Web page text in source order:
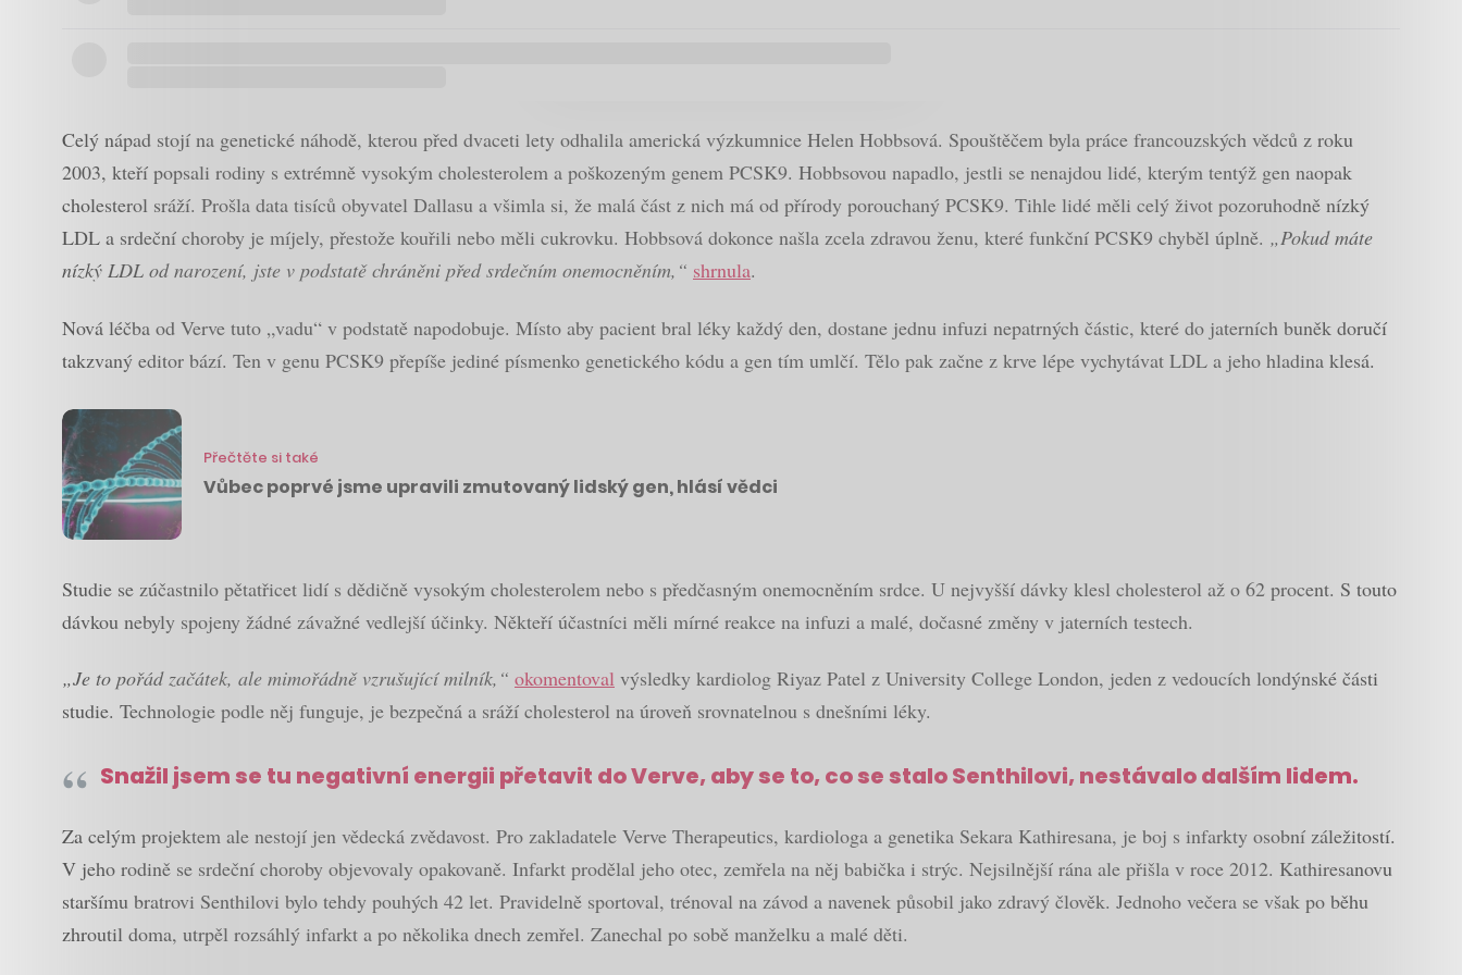
Celý nápad stojí na genetické náhodě, kterou před dvaceti lety odhalila americká výzkumnice Helen Hobbsová. Spouštěčem byla práce francouzských vědců z roku
2003, kteří popsali rodiny s extrémně vysokým cholesterolem a poškozeným genem PCSK9. Hobbsovou napadlo, jestli se nenajdou lidé, kterým tentýž gen naopak
cholesterol sráží. Prošla data tisíců obyvatel Dallasu a všimla si, že malá část z nich má od přírody porouchaný PCSK9. Tihle lidé měli celý život pozoruhodně nízký
LDL a srdeční choroby je míjely, přestože kouřili nebo měli cukrovku. Hobbsová dokonce našla zcela zdravou ženu, které funkční PCSK9 chyběl úplně. „Pokud máte
nízký LDL od narození, jste v podstatě chráněni před srdečním onemocněním,“ shrnula.
Nová léčba od Verve tuto „vadu“ v podstatě napodobuje. Místo aby pacient bral léky každý den, dostane jednu infuzi nepatrných částic, které do jaterních buněk doručí
takzvaný editor bází. Ten v genu PCSK9 přepíše jediné písmenko genetického kódu a gen tím umlčí. Tělo pak začne z krve lépe vychytávat LDL a jeho hladina klesá.
Přečtěte si také
Vůbec poprvé jsme upravili zmutovaný lidský gen, hlásí vědci
Studie se zúčastnilo pětatřicet lidí s dědičně vysokým cholesterolem nebo s předčasným onemocněním srdce. U nejvyšší dávky klesl cholesterol až o 62 procent. S touto
dávkou nebyly spojeny žádné závažné vedlejší účinky. Někteří účastníci měli mírné reakce na infuzi a malé, dočasné změny v jaterních testech.
„Je to pořád začátek, ale mimořádně vzrušující milník,“ okomentoval výsledky kardiolog Riyaz Patel z University College London, jeden z vedoucích londýnské části
studie. Technologie podle něj funguje, je bezpečná a sráží cholesterol na úroveň srovnatelnou s dnešními léky.
Snažil jsem se tu negativní energii přetavit do Verve, aby se to, co se stalo Senthilovi, nestávalo dalším lidem.
Za celým projektem ale nestojí jen vědecká zvědavost. Pro zakladatele Verve Therapeutics, kardiologa a genetika Sekara Kathiresana, je boj s infarkty osobní záležitostí.
V jeho rodině se srdeční choroby objevovaly opakovaně. Infarkt prodělal jeho otec, zemřela na něj babička i strýc. Nejsilnější rána ale přišla v roce 2012. Kathiresanovu
staršímu bratrovi Senthilovi bylo tehdy pouhých 42 let. Pravidelně sportoval, trénoval na závod a navenek působil jako zdravý člověk. Jednoho večera se však po běhu
zhroutil doma, utrpěl rozsáhlý infarkt a po několika dnech zemřel. Zanechal po sobě manželku a malé děti.